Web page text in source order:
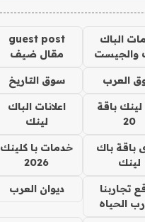
الباك
والجيست
guest post
مقال ضيف
العرب سوق التاريخ
باقة
20
اعلانات الباك
لينك
باقة باك
لينك
خدمات با كلينك
2026
تجاربنا
الحياه
ديوان العرب